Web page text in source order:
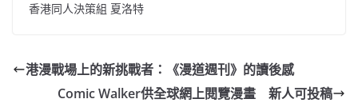
香港同人決策組 夏洛特
港漫戰場上的新挑戰者：《漫道週刊》的讀後感
Comic Walker供全球網上閱覽漫畫 新人可投稿